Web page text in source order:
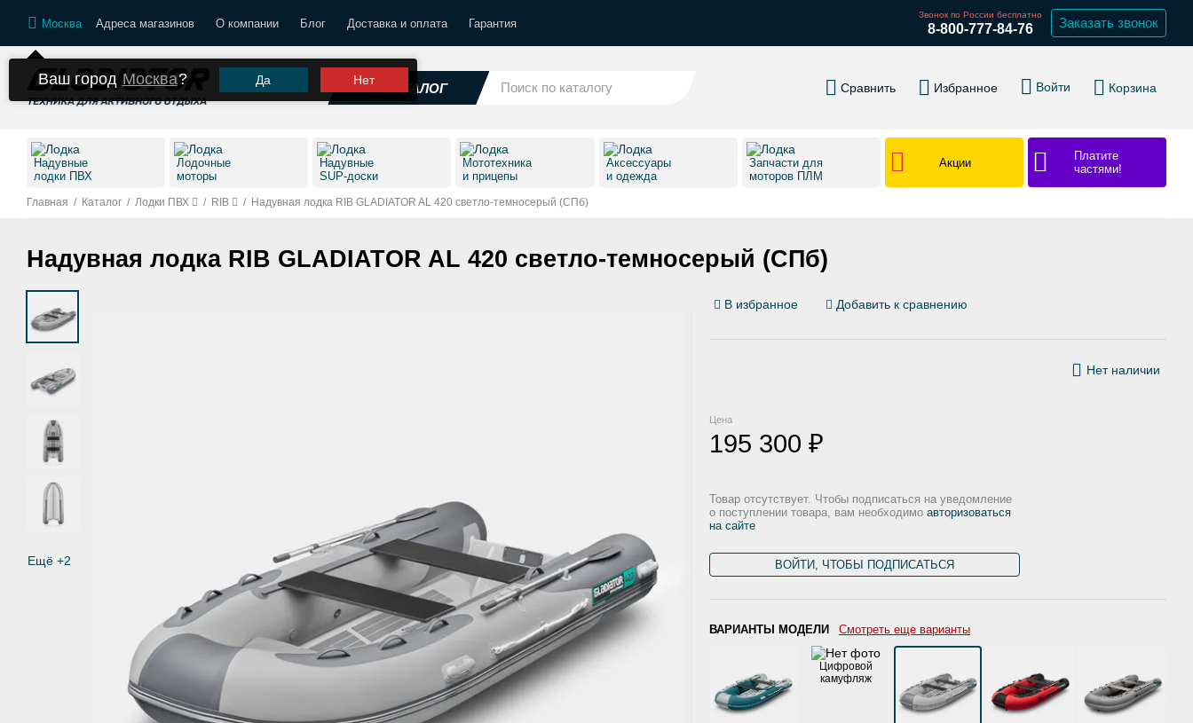
Москва Адреса магазинов О компании Блог Доставка и оплата Гарантия
Звонок по России бесплатно
8-800-777-84-76 Заказать звонок
КАТАЛОГ Сравнить Избранное Войти Корзина
Ваш городМосква? Да Нет
Надувные
лодки ПВХ
Лодочные
моторы
Надувные
SUP-доски
Мототехника
и прицепы
Аксессуары
и одежда
Запчасти для
моторов ПЛМ
Акции
Платите
частями!
Главная / Каталог / Лодки ПВХ / RIB / Надувная лодка RIB GLADIATOR AL 420 светло-темносерый (СПб)
Надувная лодка RIB GLADIATOR AL 420 светло-темносерый (СПб)
Ещё +2
В избранное Добавить к сравнению
Нет наличии
Цена
195 300 ₽
Товар отсутствует. Чтобы подписаться на уведомление
о поступлении товара, вам необходимо авторизоваться
на сайте
ВОЙТИ, ЧТОБЫ ПОДПИСАТЬСЯ
ВАРИАНТЫ МОДЕЛИ Смотреть еще варианты
Цифровой
камуфляж